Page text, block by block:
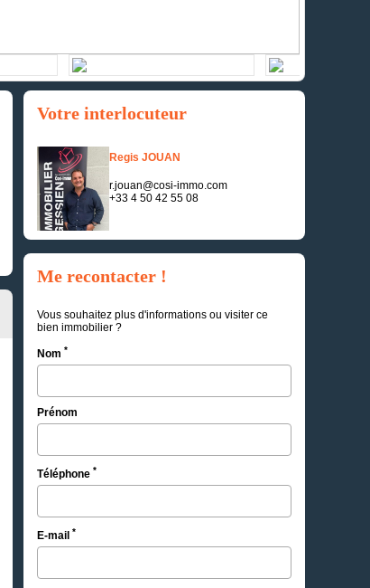
Votre interlocuteur
Regis JOUAN
r.jouan@cosi-immo.com
+33 4 50 42 55 08
Me recontacter !
Vous souhaitez plus d'informations ou visiter ce
bien immobilier ?
Nom *
Prénom
Téléphone *
E-mail *